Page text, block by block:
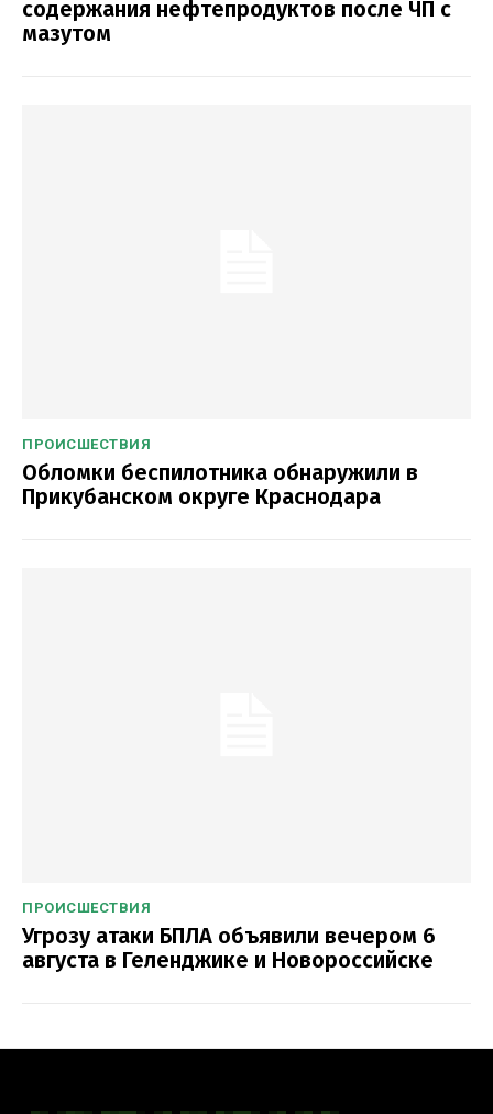
содержания нефтепродуктов после ЧП с
мазутом
ПРОИСШЕСТВИЯ
Обломки беспилотника обнаружили в
Прикубанском округе Краснодара
ПРОИСШЕСТВИЯ
Угрозу атаки БПЛА объявили вечером 6
августа в Геленджике и Новороссийске